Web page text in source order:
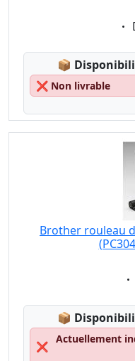
📦
❌ Non livrable
Brother rouleau
📦
❌
Actuellement